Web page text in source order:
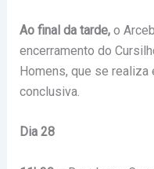
Ao final da tarde,o
encerramento do
Homens, que se realiza
conclusiva.
Dia 28